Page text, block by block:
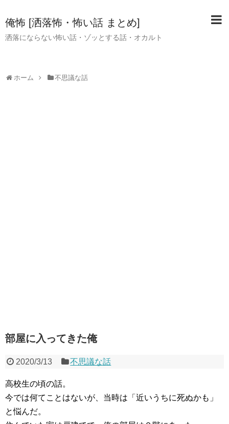
俺怖 [洒落怖・怖い話 まとめ]
洒落にならない怖い話・ゾッとする話・オカルト
ホーム 不思議な話
部屋に入ってきた俺
2020/3/13 不思議な話
高校生の頃の話。
今では何てことはないが、当時は「近いうちに死ぬかも」
と悩んだ。